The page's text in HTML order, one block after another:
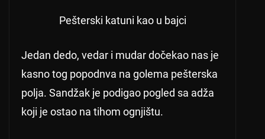
Pešterski katuni kao u bajci
Jedan dedo, vedar i mudar dočekao nas je
kasno tog popodnva na golema pešterska
polja. Sandžak je podigao pogled sa adža
koji je ostao na tihom ognjištu.